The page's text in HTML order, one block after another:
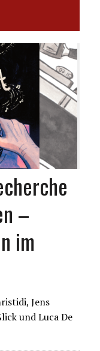
–
im
Jens
und Luca De